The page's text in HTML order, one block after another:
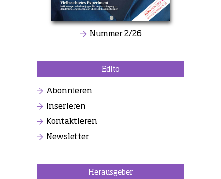
Nummer 2/26
Edito
Abonnieren
Inserieren
Kontaktieren
Newsletter
Herausgeber